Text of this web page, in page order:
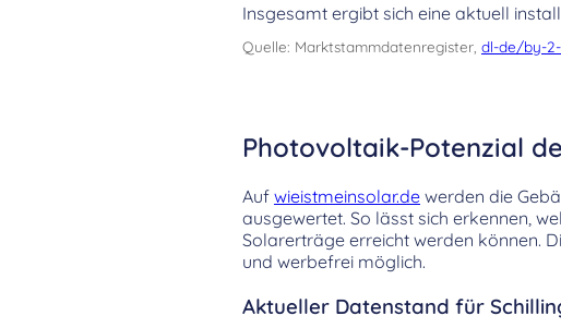
Insgesamt ergibt sich eine aktuell
Quelle: Marktstammdatenregister, dl-de/by-
Photovoltaik-Potenzial
Auf wieistmeinsolar.de werden die
ausgewertet. So lässt sich erkennen,
Solarerträge erreicht werden können.
und werbefrei möglich.
Aktueller Datenstand für